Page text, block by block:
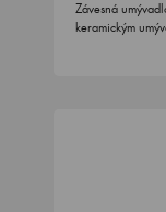
Závesná
keramickým